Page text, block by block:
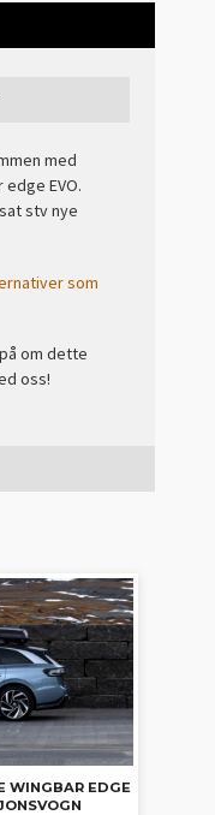
med
edge EVO.
stv nye
som
om dette
oss!
WINGBAR EDGE